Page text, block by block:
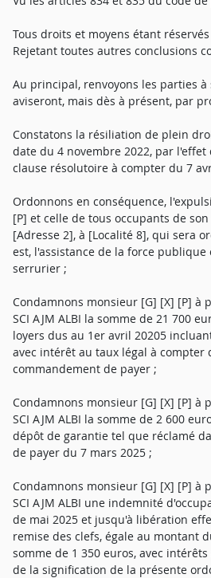
Tous droits et moyens étant
Rejetant toutes autres conclusions
Au principal, renvoyons les parties
aviseront, mais dès à présent, par
Constatons la résiliation de plein
date du 4 novembre 2022, par
clause résolutoire à compter du 7
Ordonnons en conséquence,
[P] et celle de tous occupants de
[Adresse 2], à [Localité 8], qui sera
est, l'assistance de la force
serrurier ;
Condamnons monsieur [G] [X] [P] à
SCI AJM ALBI la somme de 21 700
loyers dus au 1er avril 20205
avec intérêt au taux légal à compter
commandement de payer ;
Condamnons monsieur [G] [X] [P] à
SCI AJM ALBI la somme de 2 600
dépôt de garantie tel que réclamé
de payer du 7 mars 2025 ;
Condamnons monsieur [G] [X] [P] à
SCI AJM ALBI une indemnité
de mai 2025 et jusqu'à libération
remise des clefs, égale au montant
somme de 1 350 euros, avec
de la signification de la présente